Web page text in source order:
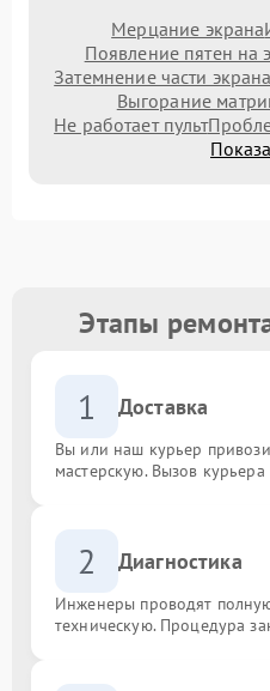
Мерцание экрана
Появление пятен на
Затемнение части экрана
Выгорание
Не работает пульт
Этапы
1 Доставка
Вы или наш курьер
мастерскую. Вызов курьера
2 Диагностика
Инженеры проводят
техническую. Процедура